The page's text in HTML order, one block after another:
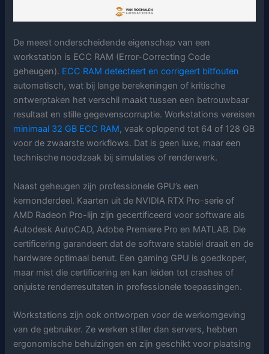
De meest onderscheidende eigenschap van een
workstation is ECC RAM (Error-Correcting Code
geheugen). ECC RAM detecteert en corrigeert bitfouten
automatisch, wat bij lange berekeningen of kritische
ontwerptaken het verschil maakt tussen een betrouwbaar
resultaat en stille gegevenscorruptie. Workstations vereisen
minimaal 32 GB ECC RAM, vaak oplopend tot 64 of 128 GB
voor de zwaarste workflows. Dat is geen luxe, maar een
technische noodzaak bij simulaties of renderwerk.
Naast geheugen zijn professionele GPU’s een
kernonderdeel. Kaarten uit de NVIDIA RTX Pro-serie of
AMD Radeon Pro-lijn zijn gecertificeerd voor software als
Autodesk AutoCAD, Adobe Premiere Pro en MATLAB. Die
certificering garandeert dat de software stabiel draait en de
hardware optimaal benut. Een gaming GPU is goedkoper,
maar mist die certificering en kan leiden tot crashes of
onjuiste renderresultaten in professionele toepassingen.
Workstations zijn ook ontworpen voor de werkomgeving
van de gebruiker. Ze werken stiller dan servers, hebben
ergonomische behuizingen en zijn geschikt voor plaatsing